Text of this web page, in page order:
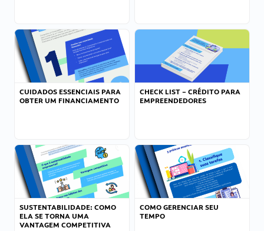
CUIDADOS ESSENCIAIS PARA
OBTER UM FINANCIAMENTO
CHECK LIST – CRÉDITO PARA
EMPREENDEDORES
SUSTENTABILIDADE: COMO
ELA SE TORNA UMA
VANTAGEM COMPETITIVA
COMO GERENCIAR SEU
TEMPO